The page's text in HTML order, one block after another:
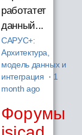
работатет
данный...
САРУС+:
Архитектура,
модель данных и
интеграция · 1
month ago
Форумы